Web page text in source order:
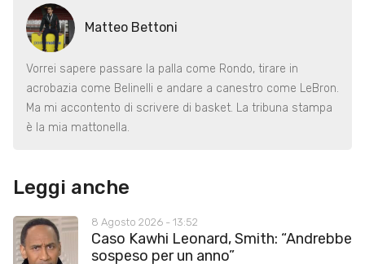
Matteo Bettoni
Vorrei sapere passare la palla come Rondo, tirare in
acrobazia come Belinelli e andare a canestro come LeBron.
Ma mi accontento di scrivere di basket. La tribuna stampa
è la mia mattonella.
Leggi anche
8 Agosto 2026 - 13:52
Caso Kawhi Leonard, Smith: “Andrebbe
sospeso per un anno”